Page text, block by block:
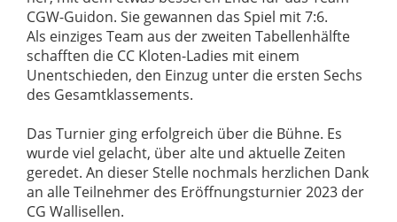
CGW-Guidon. Sie gewannen das Spiel mit 7:6.
Als einziges Team aus der zweiten Tabellenhälfte
schafften die CC Kloten-Ladies mit einem
Unentschieden, den Einzug unter die ersten Sechs
des Gesamtklassements.
Das Turnier ging erfolgreich über die Bühne. Es
wurde viel gelacht, über alte und aktuelle Zeiten
geredet. An dieser Stelle nochmals herzlichen Dank
an alle Teilnehmer des Eröffnungsturnier 2023 der
CG Wallisellen.